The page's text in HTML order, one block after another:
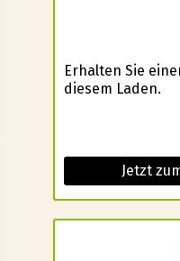
Erhalten Sie
diesem Laden.
Jetzt